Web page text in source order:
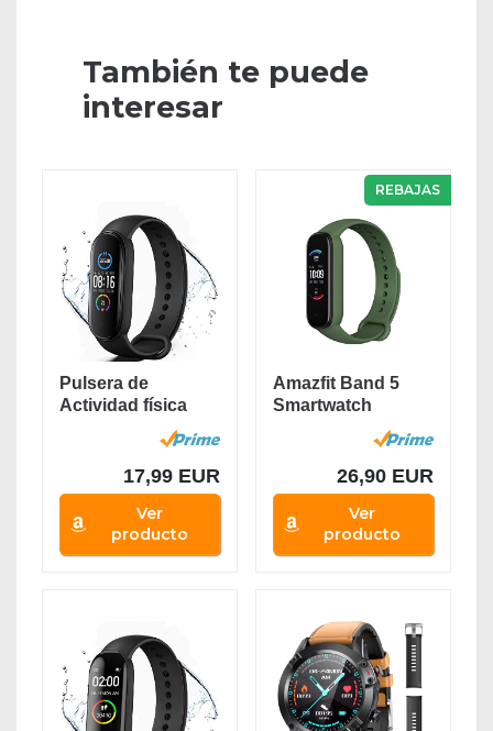
También te puede
interesar
Pulsera de
Actividad física
17,99 EUR
Ver
producto
REBAJAS
Amazfit Band 5
Smartwatch
Tracker Fitness
26,90 EUR
Ver
producto